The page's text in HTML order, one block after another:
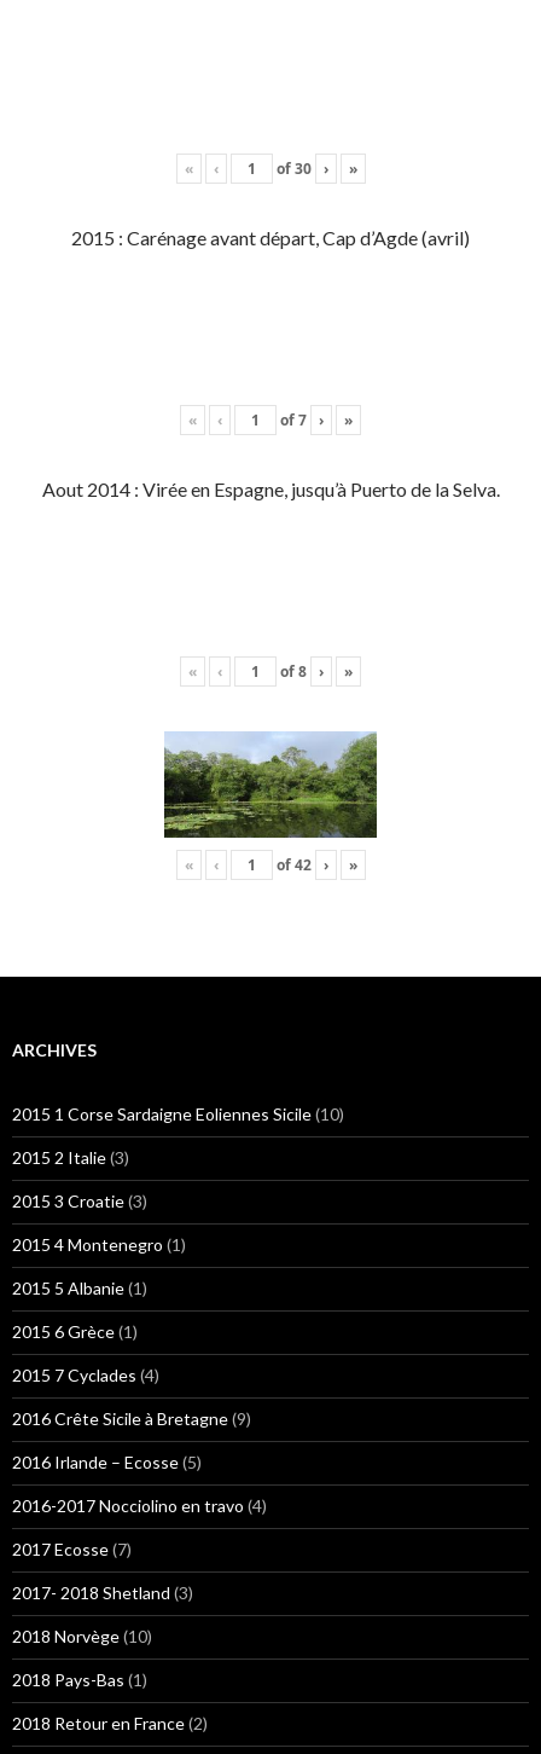
« ‹ of30 › »
2015 : Carénage avant départ, Cap d’Agde (avril)
« ‹ of7 › »
Aout 2014 : Virée en Espagne, jusqu’à Puerto de la Selva.
« ‹ of8 › »
« ‹ of42 › »
ARCHIVES
2015 1 Corse Sardaigne Eoliennes Sicile(10)
2015 2 Italie(3)
2015 3 Croatie(3)
2015 4 Montenegro (1)
2015 5 Albanie(1)
2015 6 Grèce(1)
2015 7 Cyclades (4)
2016 Crête Sicile à Bretagne(9)
2016 Irlande – Ecosse(5)
2016-2017 Nocciolino en travo (4)
2017 Ecosse(7)
2017- 2018 Shetland (3)
2018 Norvège(10)
2018 Pays-Bas (1)
2018 Retour en France(2)